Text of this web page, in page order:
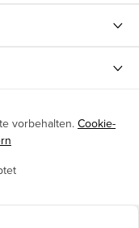
vorbehalten. Cookie-